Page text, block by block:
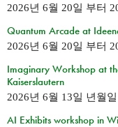
2026년 6월 20일 부터
Quantum Arcade at
2026년 6월 20일 부터
Imaginary Workshop at
Kaiserslautern
2026년 6월 13일 년월일
AI Exhibits workshop in